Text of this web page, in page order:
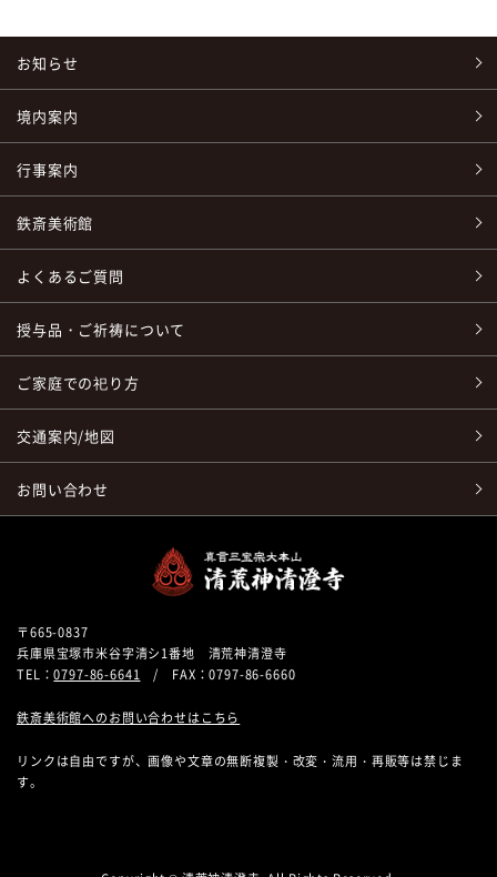
お知らせ
境内案内
行事案内
鉄斎美術館
よくあるご質問
授与品・ご祈祷について
ご家庭での祀り方
交通案内/地図
お問い合わせ
〒665-0837
兵庫県宝塚市米谷字清シ1番地 清荒神清澄寺
TEL：0797-86-6641 / FAX：0797-86-6660
鉄斎美術館へのお問い合わせはこちら
リンクは自由ですが、画像や文章の無断複製・改変・流用・再販等は禁じま
す。